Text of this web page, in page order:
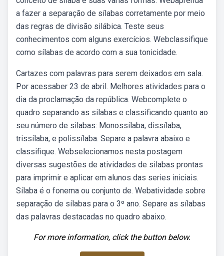
a fazer a separação de sílabas corretamente por meio
das regras de divisão silábica. Teste seus
conhecimentos com alguns exercícios. Webclassifique
como sílabas de acordo com a sua tonicidade.
Cartazes com palavras para serem deixados em sala.
Por acessaber 23 de abril. Melhores atividades para o
dia da proclamação da república. Webcomplete o
quadro separando as silabas e classificando quanto ao
seu número de silabas: Monossílaba, dissílaba,
trissílaba, e polissílaba. Separe a palavra abaixo e
classifique. Webselecionamos nesta postagem
diversas sugestões de atividades de silabas prontas
para imprimir e aplicar em alunos das series iniciais.
Sílaba é o fonema ou conjunto de. Webatividade sobre
separação de sílabas para o 3º ano. Separe as sílabas
das palavras destacadas no quadro abaixo.
For more information, click the button below.